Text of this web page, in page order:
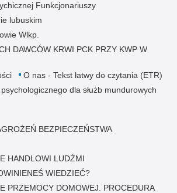
Funkcjonariuszy
lubuskim
Wlkp.
DAWCÓW KRWI PCK PRZY KWP W
O nas - Tekst łatwy do czytania (ETR)
dla służb mundurowych
BEZPIECZEŃSTWA
HANDLOWI LUDŹMI
WIEDZIEĆ?
PRZEMOCY DOMOWEJ. PROCEDURA